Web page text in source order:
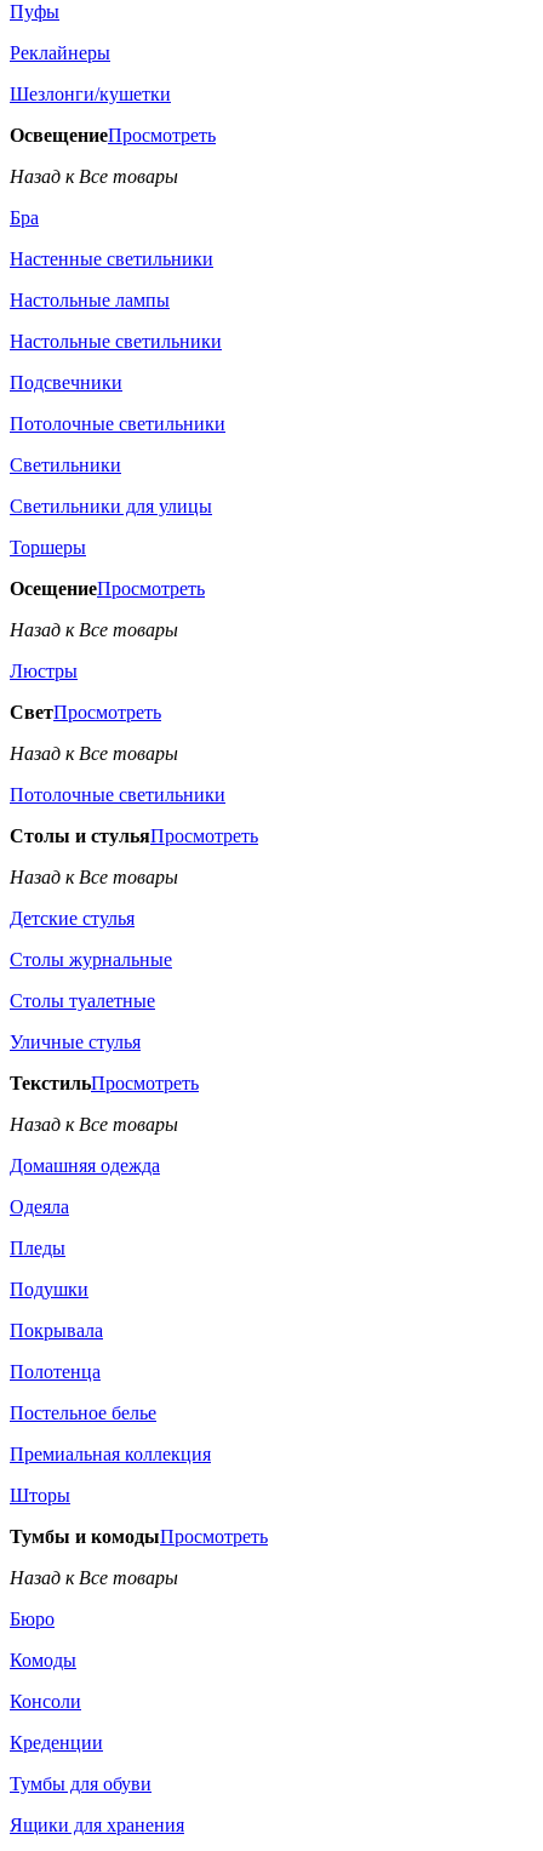
Пуфы
Реклайнеры
Шезлонги/кушетки
ОсвещениеПросмотреть
Назад к Все товары
Бра
Настенные светильники
Настольные лампы
Настольные светильники
Подсвечники
Потолочные светильники
Светильники
Светильники для улицы
Торшеры
ОсещениеПросмотреть
Назад к Все товары
Люстры
СветПросмотреть
Назад к Все товары
Потолочные светильники
Столы и стульяПросмотреть
Назад к Все товары
Детские стулья
Столы журнальные
Столы туалетные
Уличные стулья
ТекстильПросмотреть
Назад к Все товары
Домашняя одежда
Одеяла
Пледы
Подушки
Покрывала
Полотенца
Постельное белье
Премиальная коллекция
Шторы
Тумбы и комодыПросмотреть
Назад к Все товары
Бюро
Комоды
Консоли
Креденции
Тумбы для обуви
Ящики для хранения